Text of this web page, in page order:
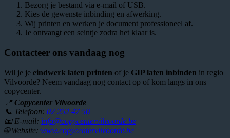
Bezorg je bestand via e-mail of USB.
Kies de gewenste inbinding en afwerking.
Wij printen en werken je document professioneel af.
Je ontvangt een seintje zodra het klaar is.
Contacteer ons vandaag nog
Wil je je eindwerk laten printen of je GIP laten inbinden in regio
Vilvoorde? Neem vandaag nog contact op of kom langs in ons
copycenter.
📍Copycenter Vilvoorde
📞 Telefoon: 02 252 47 50
📧 E-mail: info@copycentervilvoorde.be
🌐 Website: www.copycentervilvoorde.be